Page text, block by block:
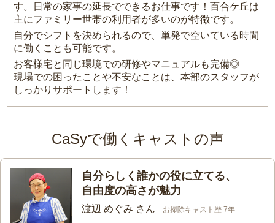
す。日常の家事の延長でできるお仕事です！百合ケ丘は
主にファミリー世帯の利用者が多いのが特徴です。
自分でシフトを決められるので、単発で空いている時間
に働くことも可能です。
お客様宅と同じ環境での研修やマニュアルも完備◎
現場での困ったことや不安なことは、本部のスタッフが
しっかりサポートします！
CaSyで働くキャストの声
自分らしく誰かの役に立てる、
自由度の高さが魅力
渡辺 めぐみ さん お掃除キャスト歴 7年